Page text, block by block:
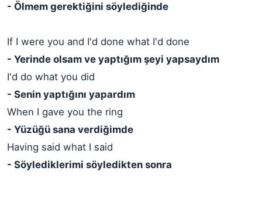
- Ölmem gerektiğini söylediğinde
If I were you and I'd done what I'd done
- Yerinde olsam ve yaptığım şeyi yapsaydım
I'd do what you did
- Senin yaptığını yapardım
When I gave you the ring
- Yüzüğü sana verdiğimde
Having said what I said
- Söylediklerimi söyledikten sonra